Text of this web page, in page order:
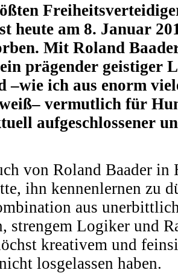
heute am 8. Januar
Mit Roland
prägender geistiger
–wie ich aus enorm
vermutlich für
aufgeschlossener
von Roland Baader in
ihn kennenlernen zu
aus
strengem Logiker und
kreativem und
losgelassen haben.